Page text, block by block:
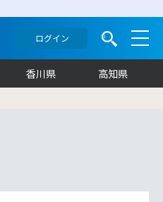
ログイン
香川県
高知県